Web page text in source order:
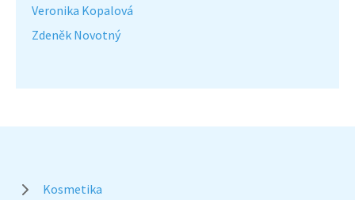
Veronika Kopalová
Zdeněk Novotný
Kosmetika